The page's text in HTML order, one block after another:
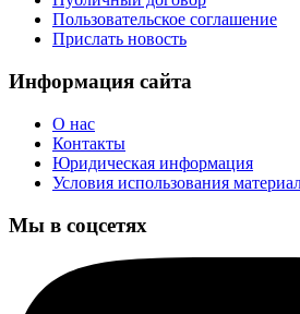
Пользовательское соглашение
Прислать новость
Информация сайта
О нас
Контакты
Юридическая информация
Условия использования
Мы в соцсетях